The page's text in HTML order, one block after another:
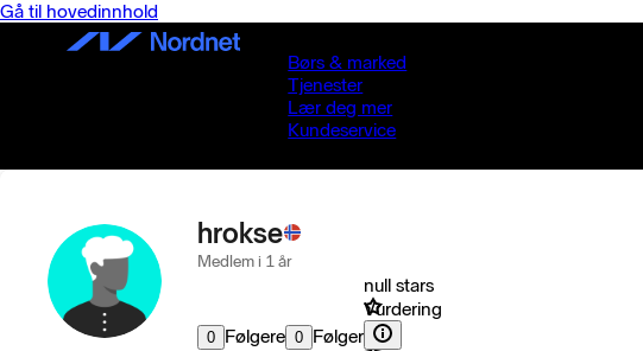
Gå til hovedinnhold
Børs & marked
Tjenester
Lær deg mer
Kundeservice
hrokse
Medlem i 1 år
0 Følgere 0 Følger
null stars
Vurdering